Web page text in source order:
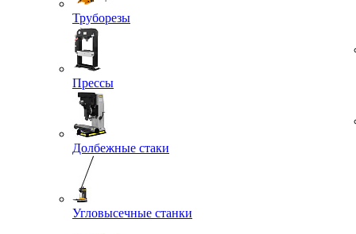
Труборезы
Прессы
Долбежные стаки
Угловысечные станки